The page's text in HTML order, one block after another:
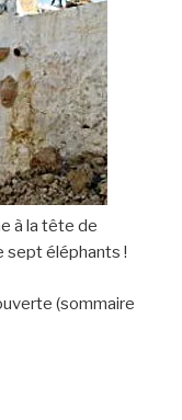
à la tête de
éléphants !
(sommaire